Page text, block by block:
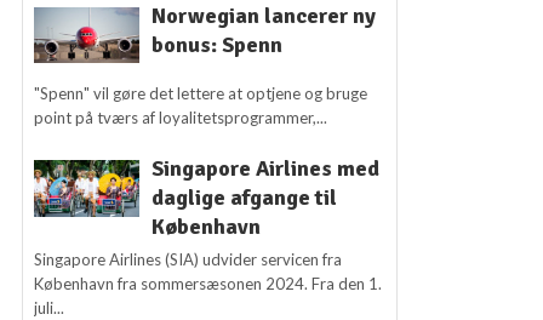
Norwegian lancerer ny
bonus: Spenn
"Spenn" vil gøre det lettere at optjene og bruge
point på tværs af loyalitetsprogrammer,...
Singapore Airlines med
daglige afgange til
København
Singapore Airlines (SIA) udvider servicen fra
København fra sommersæsonen 2024. Fra den 1.
juli...